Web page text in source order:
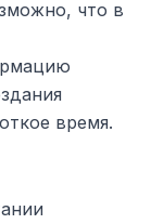
что в
время.